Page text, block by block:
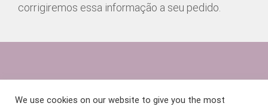
corrigiremos essa informação a seu pedido.
We use cookies on our website to give you the most